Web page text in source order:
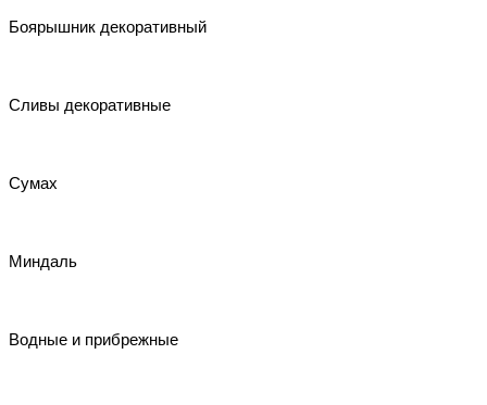
Боярышник декоративный
Сливы декоративные
Сумах
Миндаль
Водные и прибрежные